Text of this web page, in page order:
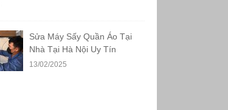
Sửa Máy Sấy Quần Áo Tại
Nhà Tại Hà Nội Uy Tín
13/02/2025